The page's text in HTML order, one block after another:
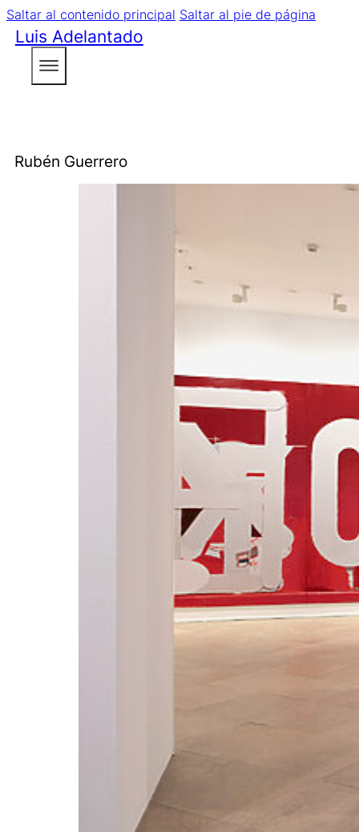
Saltar al contenido principal Saltar al pie de página
Luis Adelantado
Rubén Guerrero